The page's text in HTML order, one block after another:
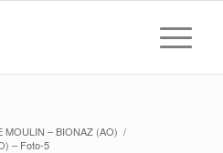
MOULIN – BIONAZ (AO) /
– Foto-5